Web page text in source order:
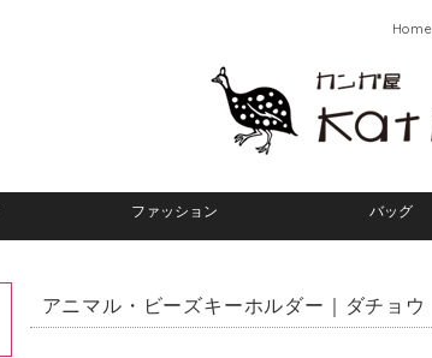
Home
ファッション バッグ
アニマル・ビーズキーホルダー｜ダチョウ